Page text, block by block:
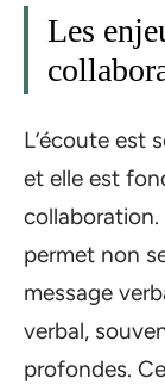
Les
L’écoute est
et elle est
permet non
message
verbal,
profondes.